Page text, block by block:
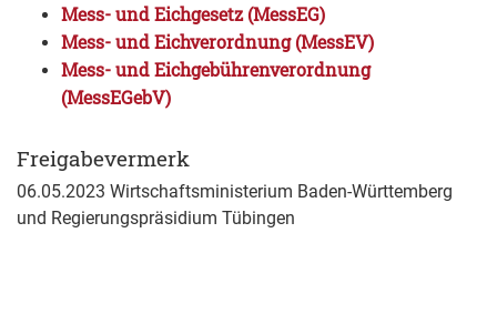
Mess- und Eichgesetz (MessEG)
Mess- und Eichverordnung (MessEV)
Mess- und Eichgebührenverordnung
(MessEGebV)
Freigabevermerk
06.05.2023 Wirtschaftsministerium Baden-Württemberg
und Regierungspräsidium Tübingen